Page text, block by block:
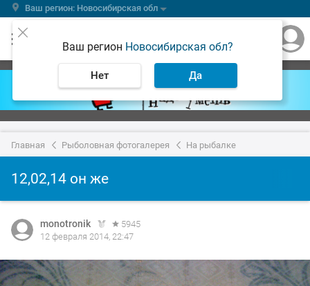
Ваш регион: Новосибирская обл
Ваш регион Новосибирская обл?
Нет Да
Главная Рыболовная фотогалерея На рыбалке
12,02,14 он же
monotronik
5945
12 февраля 2014, 22:47